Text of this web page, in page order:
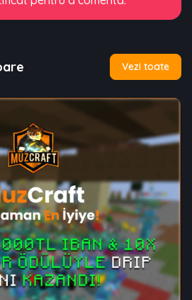
Vezi toate